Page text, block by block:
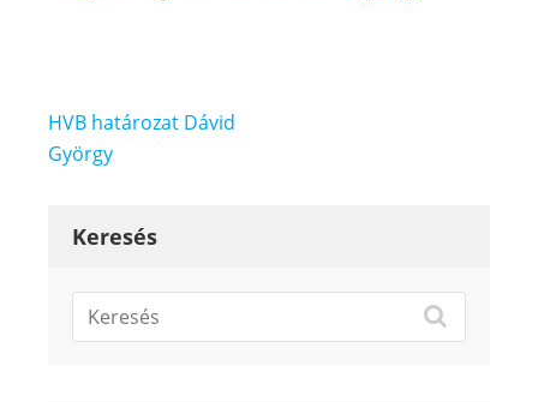
Bejegyzés
navigáció
HVB határozat Dávid
György
Keresés